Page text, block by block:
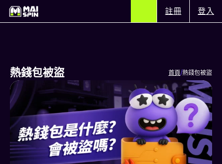
註冊 登入
熱錢包被盜 首頁/熱錢包被盜